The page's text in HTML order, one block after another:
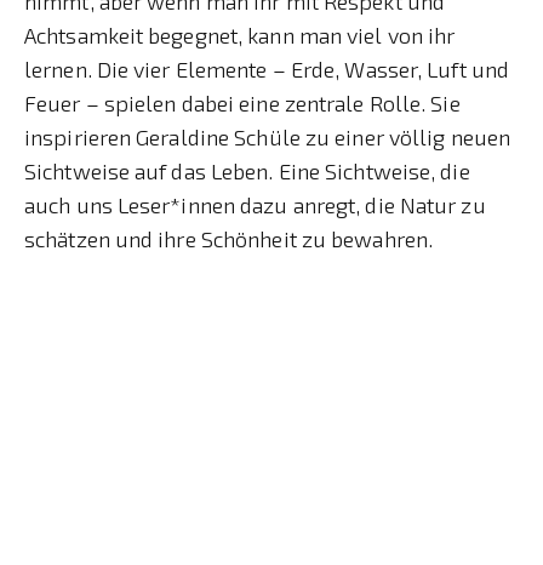
Achtsamkeit begegnet, kann man viel von ihr
lernen. Die vier Elemente – Erde, Wasser, Luft und
Feuer – spielen dabei eine zentrale Rolle. Sie
inspirieren Geraldine Schüle zu einer völlig neuen
Sichtweise auf das Leben. Eine Sichtweise, die
auch uns Leser*innen dazu anregt, die Natur zu
schätzen und ihre Schönheit zu bewahren.